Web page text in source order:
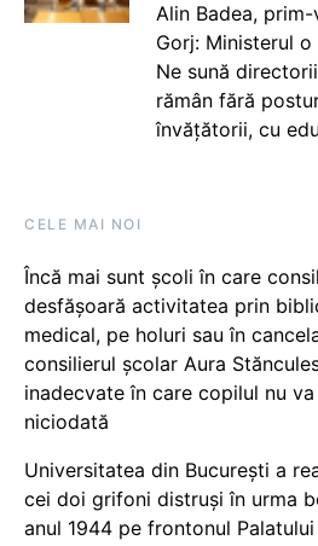
Alin Badea,
Gorj: Ministerul
Ne sună
rămân fără
învățătorii, cu
CELE MAI NOI
Încă mai sunt școli în care
desfășoară activitatea prin
medical, pe holuri sau în
consilierul școlar Aura
inadecvate în care copilul nu
niciodată
Universitatea din București a
cei doi grifoni distruși în urma
anul 1944 pe frontonul